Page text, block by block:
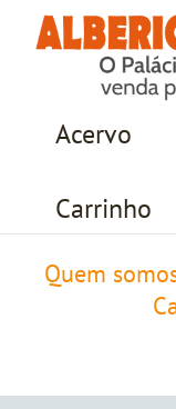
Acervo
Carrinho
Quem